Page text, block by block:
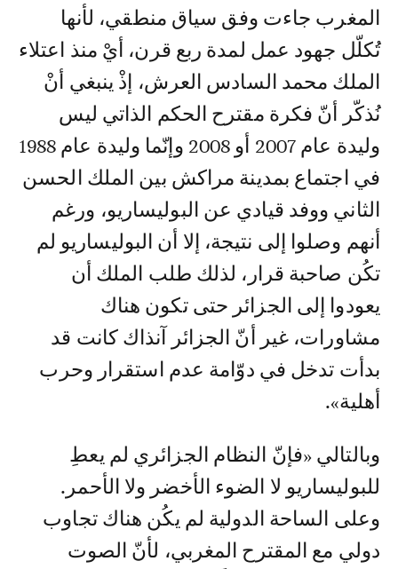
المغرب جاءت وفق سياق منطقي، لأنها
تُكلّل جهود عمل لمدة ربع قرن، أيْ منذ اعتلاء
الملك محمد السادس العرش، إذْ ينبغي أنْ
نُذكّر أنّ فكرة مقترح الحكم الذاتي ليس
وليدة عام 2007 أو 2008 وإنّما وليدة عام 1988
في اجتماع بمدينة مراكش بين الملك الحسن
الثاني ووفد قيادي عن البوليساريو، ورغم
أنهم وصلوا إلى نتيجة، إلا أن البوليساريو لم
تكُن صاحبة قرار، لذلك طلب الملك أن
يعودوا إلى الجزائر حتى تكون هناك
مشاورات، غير أنّ الجزائر آنذاك كانت قد
بدأت تدخل في دوّامة عدم استقرار وحرب
أهلية».
وبالتالي «فإنّ النظام الجزائري لم يعطِ
للبوليساريو لا الضوء الأخضر ولا الأحمر.
وعلى الساحة الدولية لم يكُن هناك تجاوب
دولي مع المقترح المغربي، لأنّ الصوت